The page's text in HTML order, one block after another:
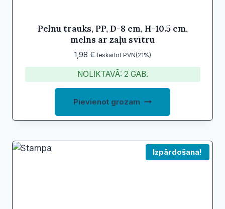
Pelnu trauks, PP, D-8 cm, H-10.5 cm,
melns ar zaļu svītru
1,98 € Ieskaitot PVN(21%)
NOLIKTAVĀ: 2 GAB.
Pievienot grozam
Izpārdošana!